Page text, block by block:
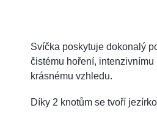
Svíčka poskytuje dokonalý
čistému hoření, intenzivnímu
krásnému vzhledu.
Díky 2 knotům se tvoří